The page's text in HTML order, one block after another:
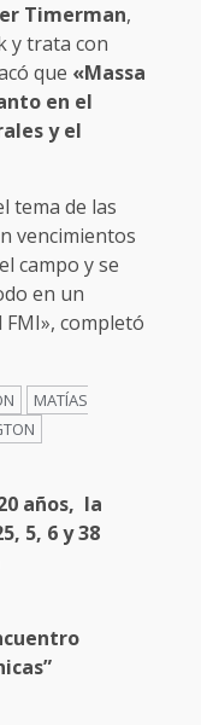
Timerman,
y trata con
que «Massa
en el
y el
tema de las
vencimientos
campo y se
en un
completó
MATÍAS
años, la
5, 6 y 38